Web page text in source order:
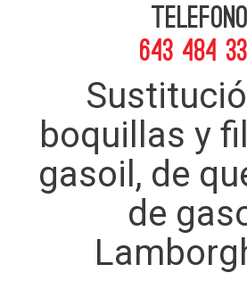
telefono
643 484
boquillas y
gasoil, de
de